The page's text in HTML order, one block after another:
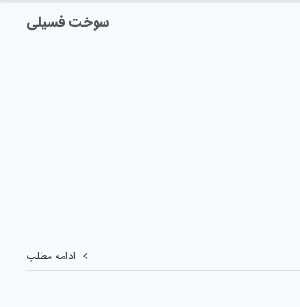
سوخت فسیلی
ادامه مطلب